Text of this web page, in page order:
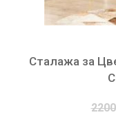
Сталажа за